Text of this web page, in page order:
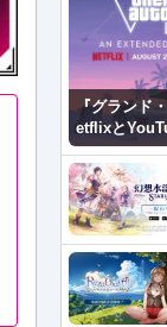
『グランド
etflixと